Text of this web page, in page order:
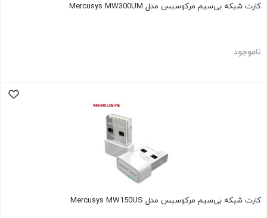
کارت شبکه بی‌سیم مرکوسیس مدل Mercusys MW300UM
ناموجود
کارت شبکه بی‌سیم مرکوسیس مدل Mercusys MW150US